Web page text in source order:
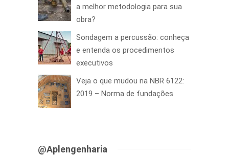
a melhor metodologia para sua
obra?
Sondagem a percussão: conheça
e entenda os procedimentos
executivos
Veja o que mudou na NBR 6122:
2019 – Norma de fundações
@Aplengenharia